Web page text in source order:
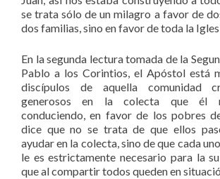
se trata sólo de un milagro a favor de
dos familias, sino en favor de toda la
En la segunda lectura tomada de la
Pablo a los Corintios, el Apóstol está
discípulos de aquella comunidad
generosos en la colecta que él
conduciendo, en favor de los pobres
dice que no se trata de que ellos
ayudar en la colecta, sino de que cada
le es estrictamente necesario para la
que al compartir todos queden en